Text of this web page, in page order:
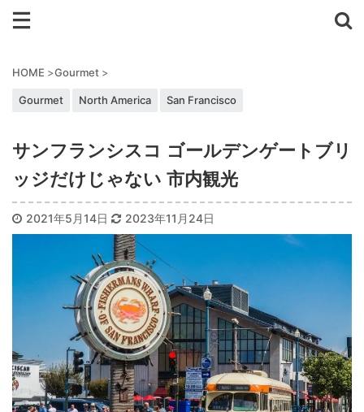
HOME >Gourmet >
Gourmet North America San Francisco
サンフランシスコ ゴールデンゲートブリ
ッジだけじゃない 市内観光
2021年5月14日 2023年11月24日